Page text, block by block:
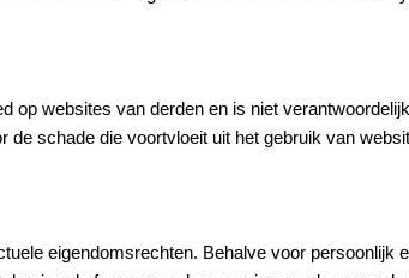
op websites van derden en is niet
de schade die voortvloeit uit het gebruik van
eigendomsrechten. Behalve voor persoonlijk